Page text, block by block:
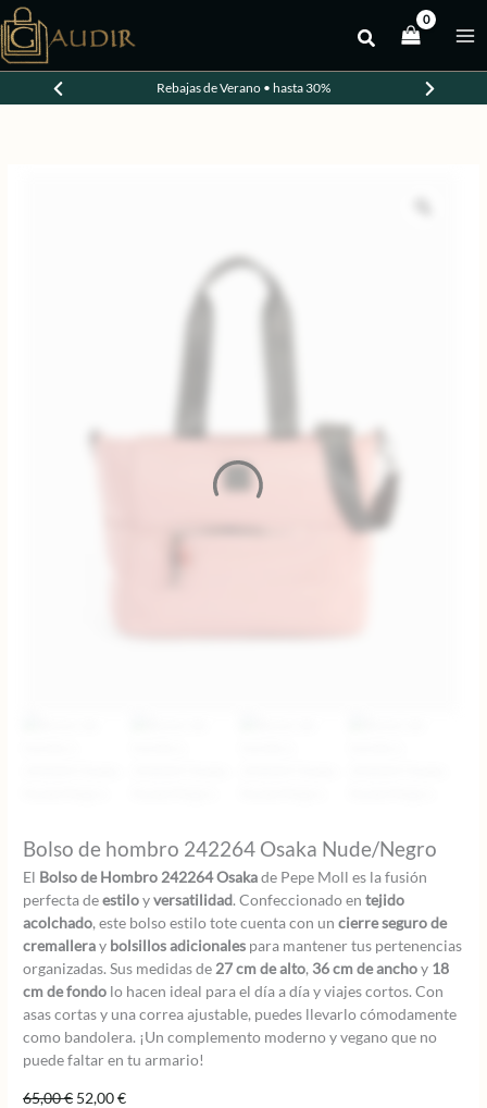
al
contenido
Rebajas de Verano • hasta 30%
-20%
Bolso de hombro 242264 Osaka Nude/Negro
El Bolso de Hombro 242264 Osakade Pepe Moll es la fusión
perfecta deestiloyversatilidad. Confeccionado entejido
acolchado, este bolso estilo tote cuenta con uncierre seguro de
cremalleray bolsillos adicionales para mantener tus pertenencias
organizadas. Sus medidas de 27 cm de alto, 36 cm de anchoy 18
cm de fondo lo hacen ideal para el día a día y viajes cortos. Con
asas cortas y una correa ajustable, puedes llevarlo cómodamente
como bandolera. ¡Un complemento moderno y vegano que no
puede faltar en tu armario!
65,00€ El
52,00€El